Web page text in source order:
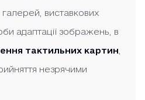
галерей, виставкових
адаптації зображень, в
тактильних картин
незрячими